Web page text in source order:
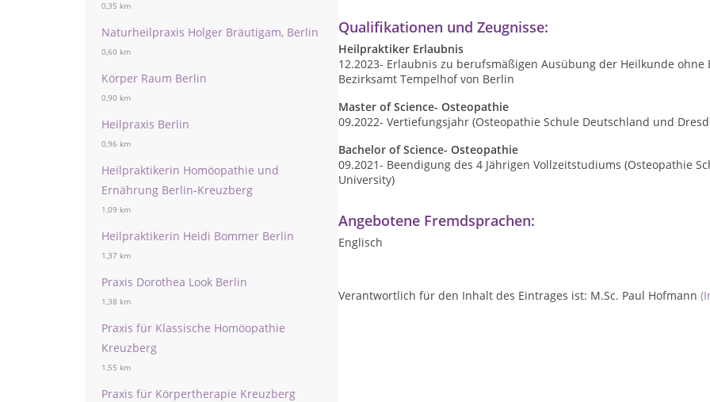
0,35 km
Naturheilpraxis Holger Bräutigam, Berlin
0,60 km
Körper Raum Berlin
0,90 km
Heilpraxis Berlin
0,96 km
Heilpraktikerin Homöopathie und
Ernährung Berlin-Kreuzberg
1,09 km
Heilpraktikerin Heidi Bommer Berlin
1,37 km
Praxis Dorothea Look Berlin
1,38 km
Praxis für Klassische Homöopathie
Kreuzberg
1,55 km
Praxis für Körpertherapie Kreuzberg
Qualifikationen und Zeugnisse:
Heilpraktiker Erlaubnis
12.2023- Erlaubnis zu berufsmäßigen Ausübung der Heilkunde
Bezirksamt Tempelhof von Berlin
Master of Science- Osteopathie
09.2022- Vertiefungsjahr (Osteopathie Schule Deutschland und
Bachelor of Science- Osteopathie
09.2021- Beendigung des 4 Jährigen Vollzeitstudiums (Osteopathie
University)
Angebotene Fremdsprachen:
Englisch
Verantwortlich für den Inhalt des Eintrages ist: M.Sc. Paul Hofmann